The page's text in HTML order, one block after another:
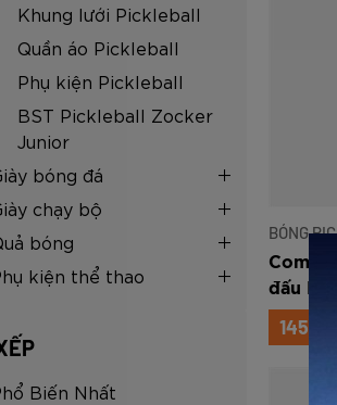
Khung lưới Pickleball
Quần áo Pickleball
Phụ kiện Pickleball
BST Pickleball Zocker
Junior
bóng đá
chạy bộ
bóng
kiện thể thao
Biến Nhất
BÓNG
Combo
đấu
Five
145.000